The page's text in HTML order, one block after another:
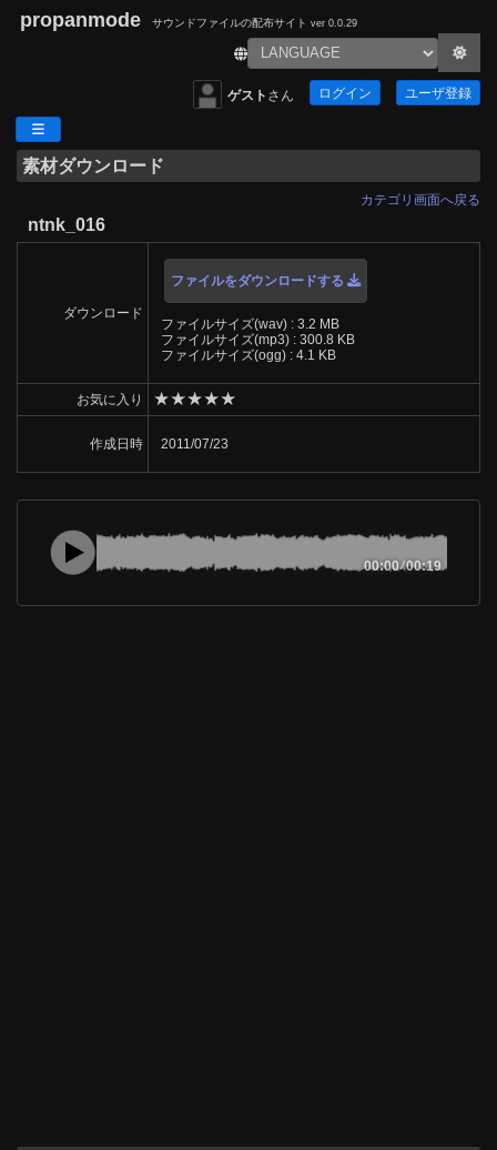
propanmode サウンドファイルの配布サイト ver 0.0.29
ゲスト さん ログイン ユーザ登録
素材ダウンロード
カテゴリ画面へ戻る
ntnk_016
ダウンロード
ファイルをダウンロードする
ファイルサイズ(wav) : 3.2 MB
ファイルサイズ(mp3) : 300.8 KB
ファイルサイズ(ogg) : 4.1 KB
お気に入り ★★★★★
作成日時 2011/07/23
00:00/00:19